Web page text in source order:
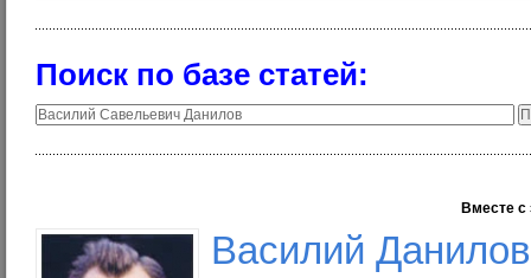
Поиск по базе статей:
Вместе с
Василий Данилов